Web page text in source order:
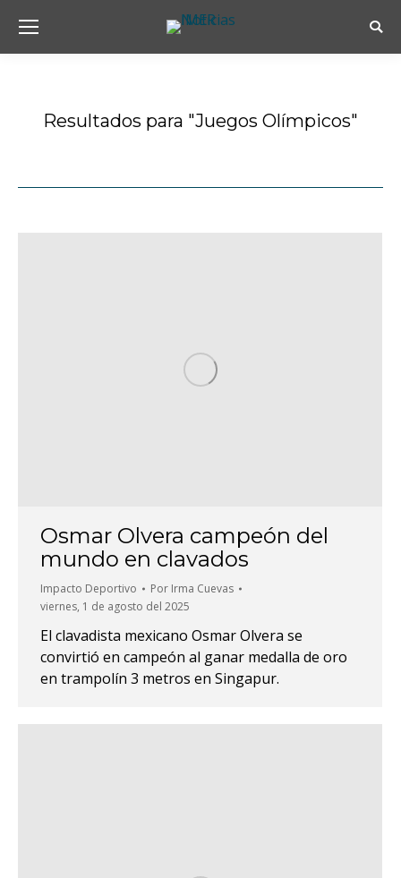
Resultados para "Juegos Olímpicos"
Osmar Olvera campeón del
mundo en clavados
Impacto Deportivo Por Irma Cuevas
viernes, 1 de agosto del 2025
El clavadista mexicano Osmar Olvera se
convirtió en campeón al ganar medalla de oro
en trampolín 3 metros en Singapur.